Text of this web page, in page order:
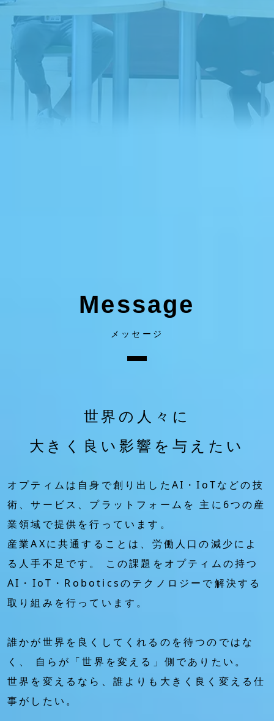
Message
メッセージ
世界の人々に
大きく良い影響を与えたい
オプティムは自身で創り出したAI・IoTなどの技
術、サービス、プラットフォームを 主に6つの産
業領域で提供を行っています。
産業AXに共通することは、労働人口の減少によ
る人手不足です。
この課題をオプティムの持つ
AI・IoT・Roboticsのテクノロジーで解決する
取り組みを行っています。
誰かが世界を良くしてくれるのを待つのではな
く、
自らが「世界を変える」側でありたい。
世界を変えるなら、誰よりも大きく良く変える仕
事がしたい。